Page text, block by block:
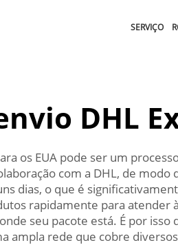
SERVIÇO
DHL
os EUA pode ser um
com a DHL, de
dias, o que é
rapidamente para atender
seu pacote está. É por
ampla rede que cobre